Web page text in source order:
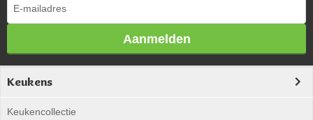
Aanmelden
Keukens
Keukencollectie